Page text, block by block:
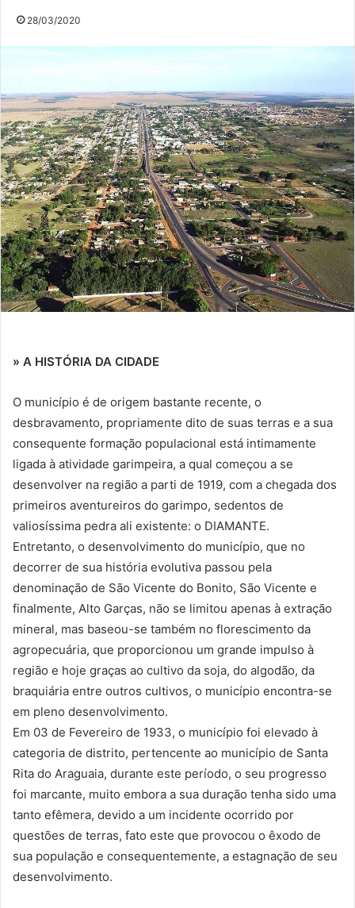
28/03/2020
» A HISTÓRIA DA CIDADE
O município é de origem bastante recente, o
desbravamento, propriamente dito de suas terras e a sua
consequente formação populacional está intimamente
ligada à atividade garimpeira, a qual começou a se
desenvolver na região a parti de 1919, com a chegada dos
primeiros aventureiros do garimpo, sedentos de
valiosíssima pedra ali existente: o DIAMANTE.
Entretanto, o desenvolvimento do município, que no
decorrer de sua história evolutiva passou pela
denominação de São Vicente do Bonito, São Vicente e
finalmente, Alto Garças, não se limitou apenas à extração
mineral, mas baseou-se também no florescimento da
agropecuária, que proporcionou um grande impulso à
região e hoje graças ao cultivo da soja, do algodão, da
braquiária entre outros cultivos, o município encontra-se
em pleno desenvolvimento.
Em 03 de Fevereiro de 1933, o município foi elevado à
categoria de distrito, pertencente ao município de Santa
Rita do Araguaia, durante este período, o seu progresso
foi marcante, muito embora a sua duração tenha sido uma
tanto efêmera, devido a um incidente ocorrido por
questões de terras, fato este que provocou o êxodo de
sua população e consequentemente, a estagnação de seu
desenvolvimento.